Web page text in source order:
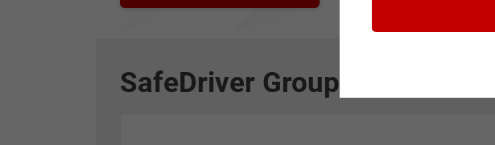
SafeDriver Group GmbH